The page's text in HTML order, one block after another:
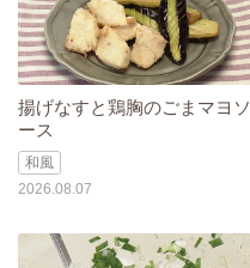
揚げなすと鶏胸のごまマヨソ
ース
和風
2026.08.07